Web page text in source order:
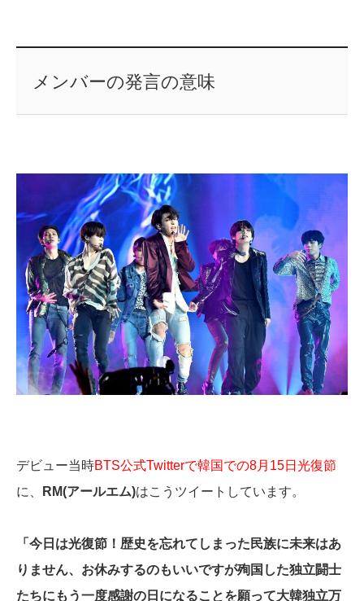
メンバーの発言の意味
デビュー当時BTS公式Twitterで韓国での8月15日光復節
に、
RM(アールエム)はこうツイートしています。
「今日は光復節！歴史を忘れてしまった民族に未来はあ
りません、お休みするのもいいですが殉国した独立闘士
たちにもう一度感謝の日になることを願って大韓独立万